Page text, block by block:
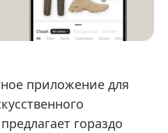
приложение для
гораздо